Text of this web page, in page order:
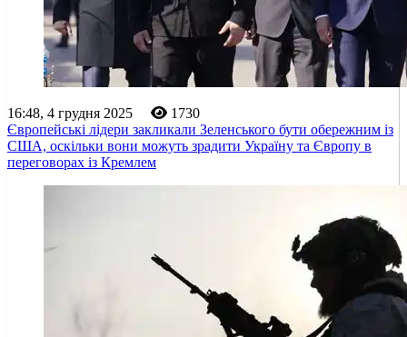
16:48, 4 грудня 2025
1730
Європейські лідери закликали Зеленського бути обережним із
США, оскільки вони можуть зрадити Україну та Європу в
переговорах із Кремлем